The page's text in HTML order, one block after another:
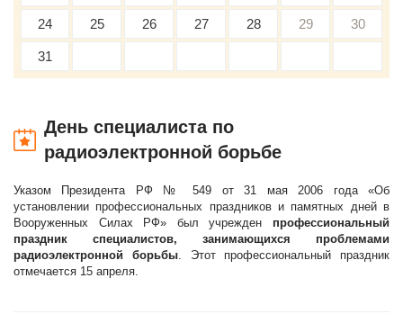
24 25 26 27 28 29 30
31
День специалиста по
радиоэлектронной борьбе
Указом Президента РФ № 549 от 31 мая 2006 года «Об
установлении профессиональных праздников и памятных дней в
Вооруженных Силах РФ» был учрежден профессиональный
праздник специалистов, занимающихся проблемами
радиоэлектронной борьбы. Этот профессиональный праздник
отмечается 15 апреля.